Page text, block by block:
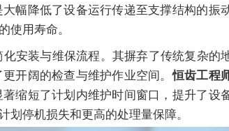
幅降低了设备运行传递至支撑结构的振
用寿命。
安装与维保流程。其摒弃了传统复杂的
开阔的检查与维护作业空间。恒齿工程
缩短了计划内维护时间窗口，提升了设
停机损失和更高的处理量保障。